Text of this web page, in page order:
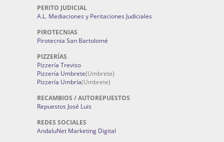
PERITO JUDICIAL
A.L. Mediaciones y Peritaciones Judiciales
PIROTECNIAS
Pirotecnia San Bartolomé
PIZZERÍAS
Pizzería Treviso
Pizzería Umbrete(Umbrete)
Pizzería Umbría(Umbrete)
RECAMBIOS / AUTOREPUESTOS
Repuestos José Luis
REDES SOCIALES
AndaluNet Marketing Digital